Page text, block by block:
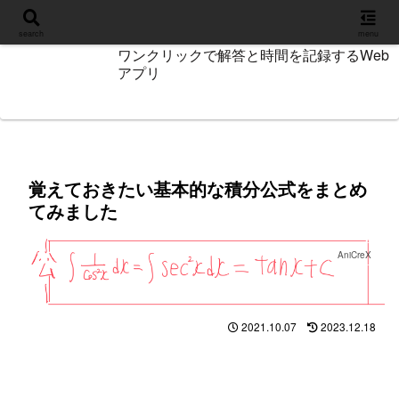
ワンクリックで解答と時間を記録するWeb
アプリ
覚えておきたい基本的な積分公式をまとめ
てみました
AniCreX
2021.10.07 2023.12.18
search menu